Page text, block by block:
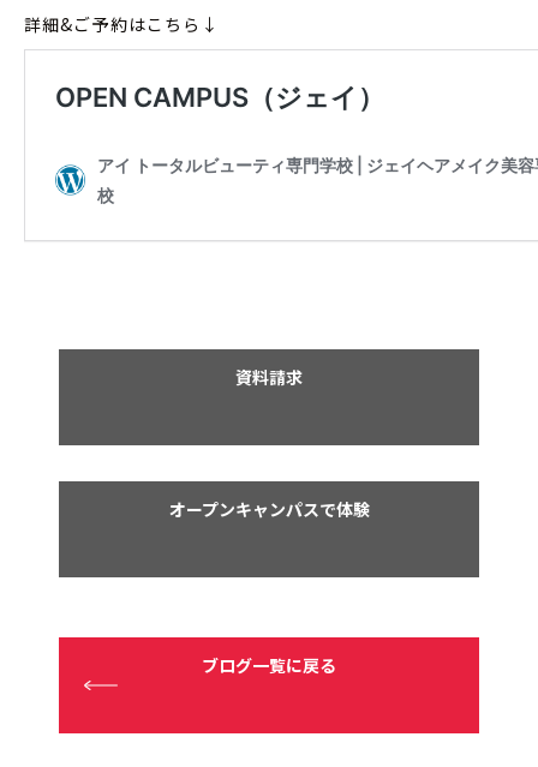
詳細&ご予約はこちら↓
資料請求
オープンキャンパスで体験
ブログ一覧に戻る